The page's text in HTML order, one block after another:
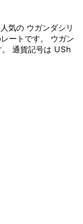
気の ウガンダシリ
ートです。 ウガン
通貨記号は USh